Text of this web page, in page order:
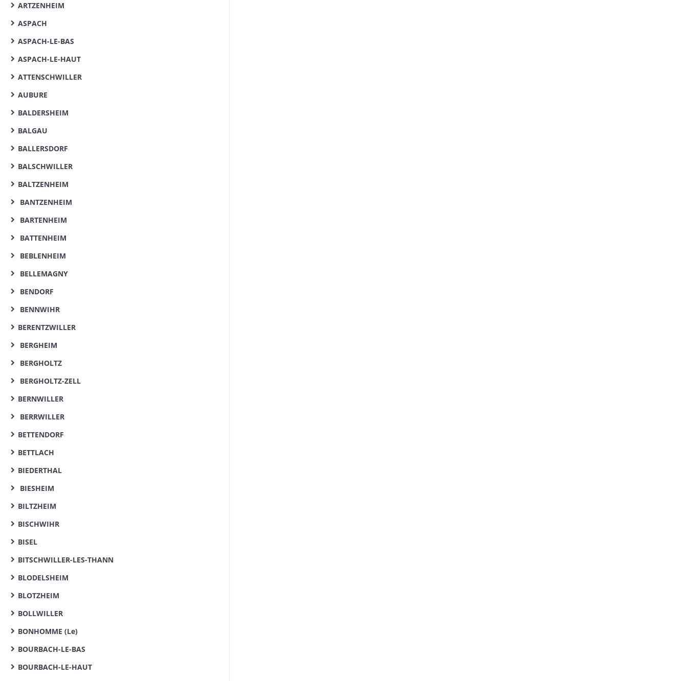
ARTZENHEIM
ASPACH
ASPACH-LE-BAS
ASPACH-LE-HAUT
ATTENSCHWILLER
AUBURE
BALDERSHEIM
BALGAU
BALLERSDORF
BALSCHWILLER
BALTZENHEIM
BANTZENHEIM
BARTENHEIM
BATTENHEIM
BEBLENHEIM
BELLEMAGNY
BENDORF
BENNWIHR
BERENTZWILLER
BERGHEIM
BERGHOLTZ
BERGHOLTZ-ZELL
BERNWILLER
BERRWILLER
BETTENDORF
BETTLACH
BIEDERTHAL
BIESHEIM
BILTZHEIM
BISCHWIHR
BISEL
BITSCHWILLER-LES-THANN
BLODELSHEIM
BLOTZHEIM
BOLLWILLER
BONHOMME (Le)
BOURBACH-LE-BAS
BOURBACH-LE-HAUT